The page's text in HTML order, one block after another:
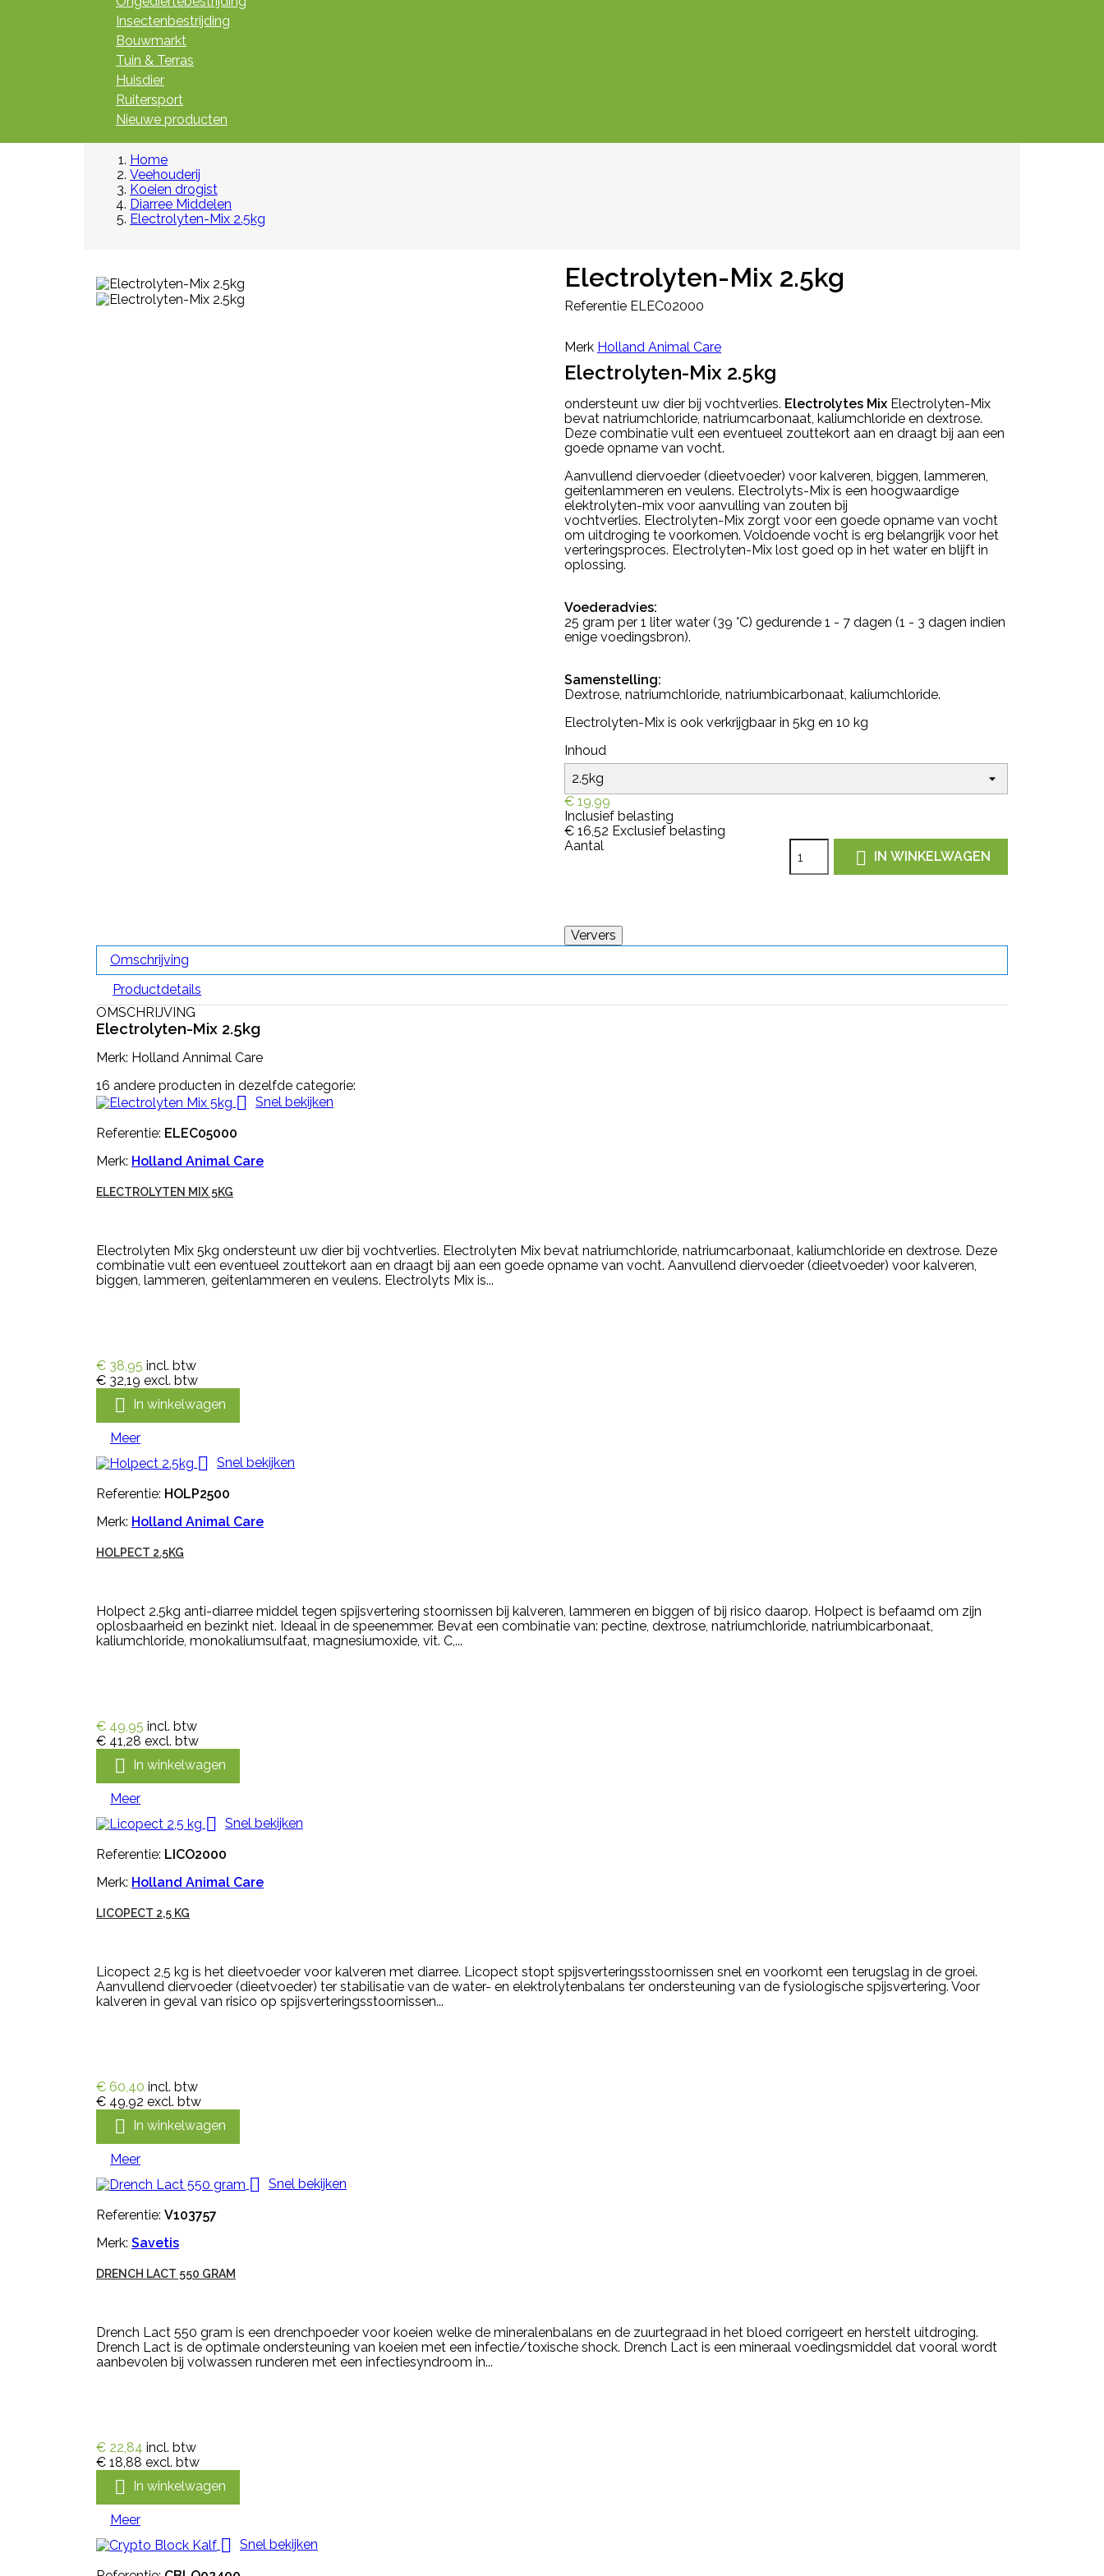
Insectenbestrijding
Bouwmarkt
Tuin & Terras
Huisdier
Ruitersport
Nieuwe producten
Home
Veehouderij
Koeien drogist
Diarree Middelen
Electrolyten-Mix 2.5kg
Electrolyten-Mix 2.5kg
Referentie ELEC02000
Merk Holland Animal Care
Electrolyten-Mix 2.5kg
ondersteunt uw dier bij vochtverlies. Electrolytes Mix Electrolyten-Mix
bevat natriumchloride, natriumcarbonaat, kaliumchloride en dextrose.
Deze combinatie vult een eventueel zouttekort aan en draagt bij aan een
goede opname van vocht.
Aanvullend diervoeder (dieetvoeder) voor kalveren, biggen, lammeren,
geitenlammeren en veulens. Electrolyts-Mix is een hoogwaardige
elektrolyten-mix voor aanvulling van zouten bij
vochtverlies. Electrolyten-Mix zorgt voor een goede opname van vocht
om uitdroging te voorkomen. Voldoende vocht is erg belangrijk voor het
verteringsproces. Electrolyten-Mix lost goed op in het water en blijft in
oplossing.
Voederadvies:
25 gram per 1 liter water (39 °C) gedurende 1 - 7 dagen (1 - 3 dagen indien
enige voedingsbron).
Samenstelling:
Dextrose, natriumchloride, natriumbicarbonaat, kaliumchloride.
Electrolyten-Mix is ook verkrijgbaar in 5kg en 10 kg
Inhoud
€ 19,99
Inclusief belasting
€ 16,52 Exclusief belasting
Aantal
 IN WINKELWAGEN
Omschrijving
Productdetails
OMSCHRIJVING
Electrolyten-Mix 2.5kg
Merk: Holland Annimal Care
16 andere producten in dezelfde categorie:
 Snel bekijken
Referentie: ELEC05000
Merk: Holland Animal Care
ELECTROLYTEN MIX 5KG
Electrolyten Mix 5kg ondersteunt uw dier bij vochtverlies. Electrolyten Mix bevat natriumchloride, natriumcarbonaat, kaliumchloride en dextrose. Deze
combinatie vult een eventueel zouttekort aan en draagt bij aan een goede opname van vocht. Aanvullend diervoeder (dieetvoeder) voor kalveren,
biggen, lammeren, geitenlammeren en veulens. Electrolyts Mix is...
€ 38,95 incl. btw
€ 32,19 excl. btw
 In winkelwagen
Meer
 Snel bekijken
Referentie: HOLP2500
Merk: Holland Animal Care
HOLPECT 2.5KG
Holpect 2.5kg anti-diarree middel tegen spijsvertering stoornissen bij kalveren, lammeren en biggen of bij risico daarop. Holpect is befaamd om zijn
oplosbaarheid en bezinkt niet. Ideaal in de speenemmer. Bevat een combinatie van: pectine, dextrose, natriumchloride, natriumbicarbonaat,
kaliumchloride, monokaliumsulfaat, magnesiumoxide, vit. C,...
€ 49,95 incl. btw
€ 41,28 excl. btw
 In winkelwagen
Meer
 Snel bekijken
Referentie: LICO2000
Merk: Holland Animal Care
LICOPECT 2,5 KG
Licopect 2,5 kg is het dieetvoeder voor kalveren met diarree. Licopect stopt spijsverteringsstoornissen snel en voorkomt een terugslag in de groei.
Aanvullend diervoeder (dieetvoeder) ter stabilisatie van de water- en elektrolytenbalans ter ondersteuning van de fysiologische spijsvertering. Voor
kalveren in geval van risico op spijsverteringsstoornissen...
€ 60,40 incl. btw
€ 49,92 excl. btw
 In winkelwagen
Meer
 Snel bekijken
Referentie: V103757
Merk: Savetis
DRENCH LACT 550 GRAM
Drench Lact 550 gram is een drenchpoeder voor koeien welke de mineralenbalans en de zuurtegraad in het bloed corrigeert en herstelt uitdroging.
Drench Lact is de optimale ondersteuning van koeien met een infectie/toxische shock. Drench Lact is een mineraal voedingsmiddel dat vooral wordt
aanbevolen bij volwassen runderen met een infectiesyndroom in...
€ 22,84 incl. btw
€ 18,88 excl. btw
 In winkelwagen
Meer
 Snel bekijken